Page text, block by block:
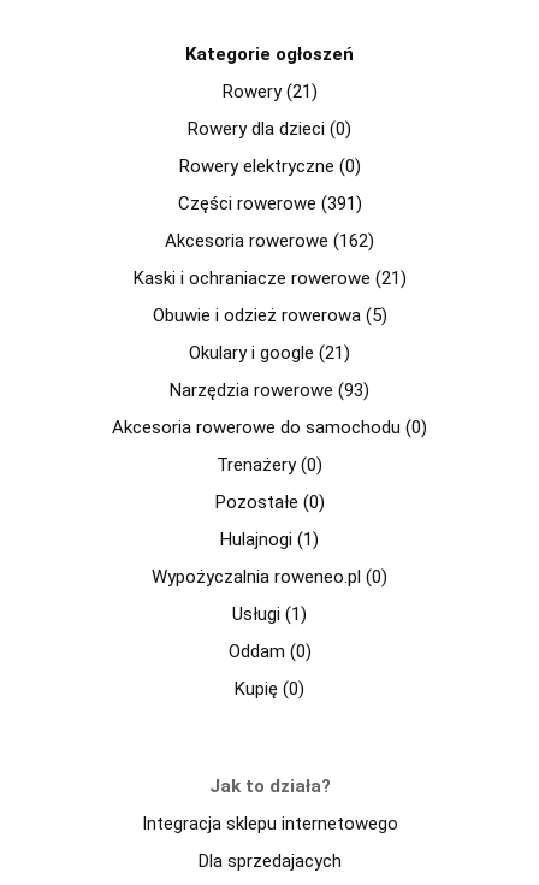
Kategorie ogłoszeń
Rowery (21)
Rowery dla dzieci (0)
Rowery elektryczne (0)
Części rowerowe (391)
Akcesoria rowerowe (162)
Kaski i ochraniacze rowerowe (21)
Obuwie i odzież rowerowa (5)
Okulary i google (21)
Narzędzia rowerowe (93)
Akcesoria rowerowe do samochodu (0)
Trenażery (0)
Pozostałe (0)
Hulajnogi (1)
Wypożyczalnia roweneo.pl (0)
Usługi (1)
Oddam (0)
Kupię (0)
Jak to działa?
Integracja sklepu internetowego
Dla sprzedajacych